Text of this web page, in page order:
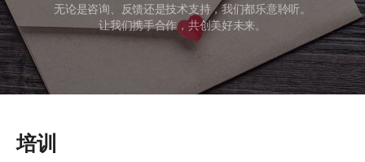
无论是咨询、反馈还是技术支持，我们都乐意聆听。
让我们携手合作，共创美好未来。
培训